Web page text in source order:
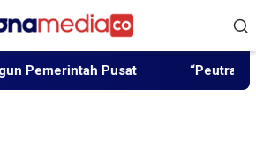
Pusat “Peutrang Mata”,